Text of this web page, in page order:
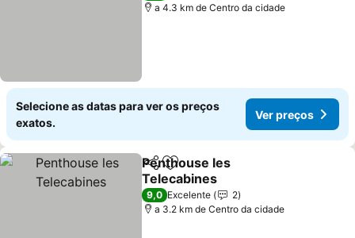
a 4.3 km de Centro da cidade
Selecione as datas para ver os preços
exatos.
Ver preços
PartilharAdicionar aos favoritos
Penthouse les
Telecabines
9,0 Excelente
2
a 3.2 km de Centro da cidade